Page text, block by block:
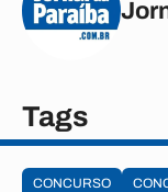
Tags
CONCURSO